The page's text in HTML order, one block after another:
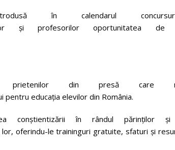
în calendarul
și profesorilor oportunitatea de
și prietenilor din presă care
educația elevilor din România.
conștientizării în rândul părinților
oferindu-le traininguri gratuite, sfaturi și